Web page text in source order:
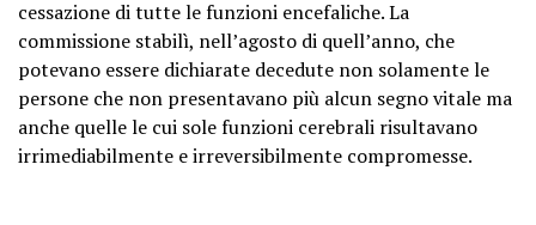
cessazione di tutte le funzioni encefaliche. La
commissione stabilì, nell’agosto di quell’anno, che
potevano essere dichiarate decedute non solamente le
persone che non presentavano più alcun segno vitale ma
anche quelle le cui sole funzioni cerebrali risultavano
irrimediabilmente e irreversibilmente compromesse.